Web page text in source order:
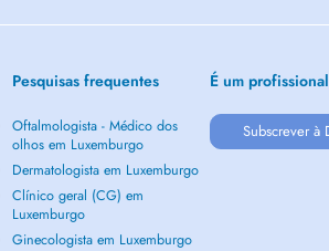
Pesquisas frequentes
Oftalmologista - Médico dos
olhos em Luxemburgo
Dermatologista em Luxemburgo
Clínico geral (CG) em
Luxemburgo
Ginecologista em Luxemburgo
É um
Subscrever à